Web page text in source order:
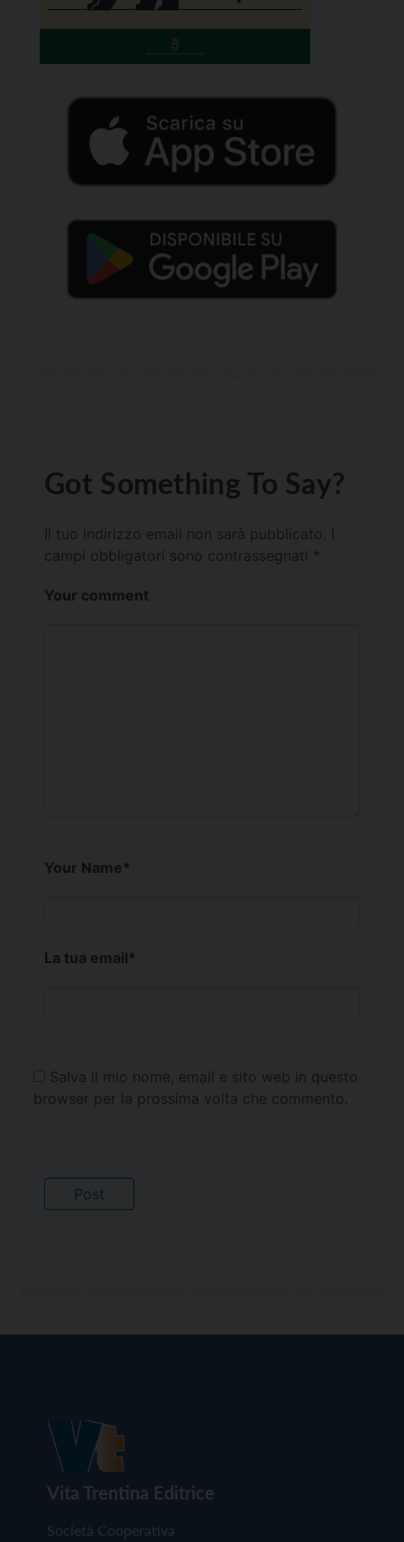
Got Something To Say?
Il tuo indirizzo email non sarà pubblicato.
campi obbligatori sono contrassegnati *
Your comment
Your Name*
La tua email*
Salva il mio nome, email e sito web in questo
browser per la prossima volta che commento.
Vita Trentina Editrice
Società Cooperativa